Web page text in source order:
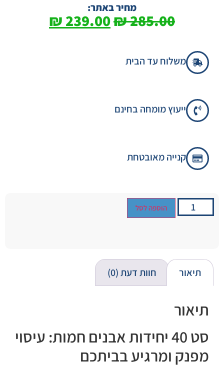
מחיר באתר:
285.00
₪
239.00
₪
משלוח עד הבית
ייעוץ מומחה בחינם
קנייה מאובטחת
הוספה לסל
תיאור חוות דעת (0)
תיאור
סט 40 יחידות אבנים חמות: עיסוי
מפנק ומרגיע בביתכם